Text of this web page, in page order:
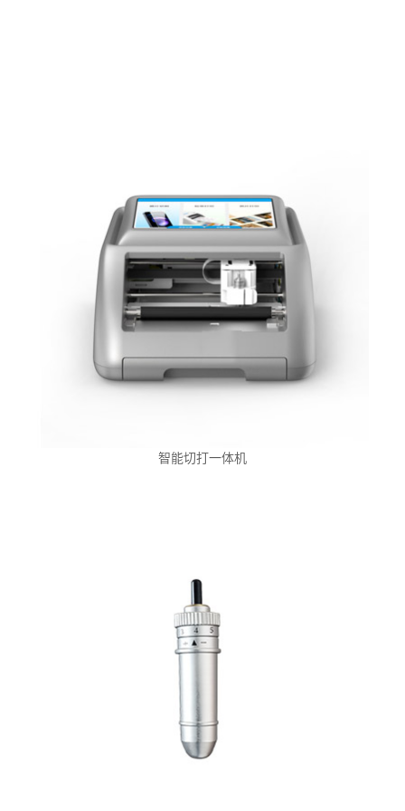
智能切打一体机